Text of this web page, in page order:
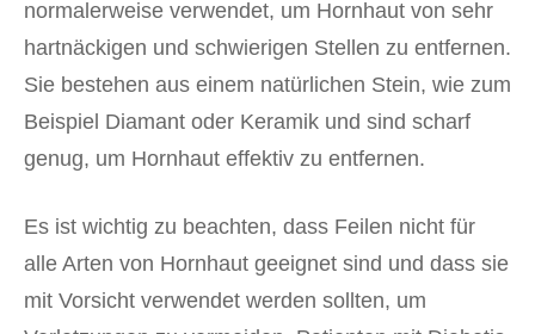
normalerweise verwendet, um Hornhaut von sehr
hartnäckigen und schwierigen Stellen zu entfernen.
Sie bestehen aus einem natürlichen Stein, wie zum
Beispiel Diamant oder Keramik und sind scharf
genug, um Hornhaut effektiv zu entfernen.
Es ist wichtig zu beachten, dass Feilen nicht für
alle Arten von Hornhaut geeignet sind und dass sie
mit Vorsicht verwendet werden sollten, um